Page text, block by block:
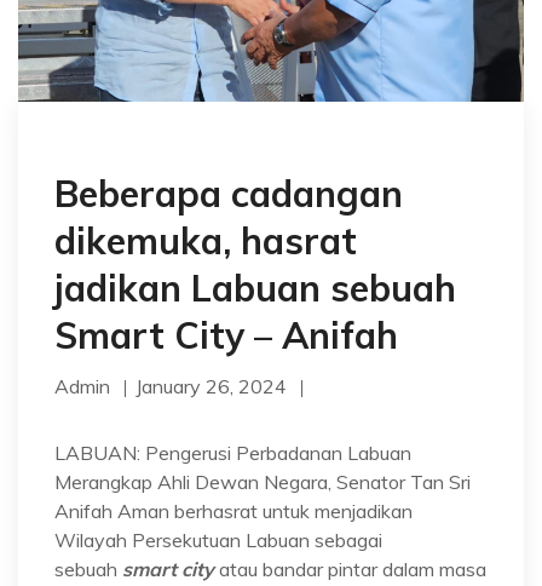
Beberapa cadangan
dikemuka, hasrat
jadikan Labuan sebuah
Smart City – Anifah
Admin January 26, 2024
LABUAN: Pengerusi Perbadanan Labuan
Merangkap Ahli Dewan Negara, Senator Tan Sri
Anifah Aman berhasrat untuk menjadikan
Wilayah Persekutuan Labuan sebagai
sebuah smart cityatau bandar pintar dalam masa